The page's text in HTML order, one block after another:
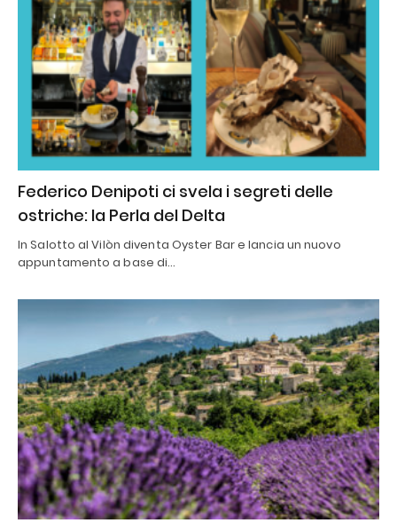
Federico Denipoti ci svela i segreti delle
ostriche: la Perla del Delta
In Salotto al Vilòn diventa Oyster Bar e lancia un nuovo
appuntamento a base di…